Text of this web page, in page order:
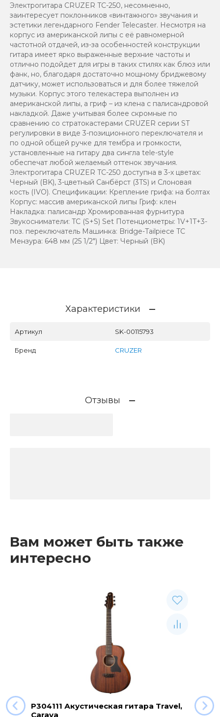
Электрогитара CRUZER TC-250, несомненно,
заинтересует поклонников «винтажного» звучания и
эстетики легендарного Fender Telecaster. Несмотря на
корпус из американской липы с её равномерной
частотной отдачей, из-за особенностей конструкции
гитара имеет ярко выраженные верхние частоты и
отлично подойдет для игры в таких стилях как блюз или
фанк, но, благодаря достаточно мощному бриджевому
датчику, может использоваться и для более тяжелой
музыки. Корпус этого телекастера выполнен из
американской липы, а гриф – из клена с палисандровой
накладкой. Даже учитывая более скромные по
сравнению со стратокастерами CRUZER серии ST
регулировки в виде 3-позиционного переключателя и
по одной общей ручке для тембра и громкости,
установленные на гитару два сингла tele-style
обеспечат любой желаемый оттенок звучания.
Электрогитара CRUZER TC-250 доступна в 3-х цветах:
Черный (BK), 3-цветный Санбёрст (3TS) и Слоновая
кость (IVO). Спецификации: Крепление грифа: на болтах
Корпус: массив американской липы Гриф: клен
Накладка: палисандр Хромированная фурнитура
Звукосниматели: TC (S+S) Set Потенциометры: 1V+1T+3-
поз. переключатель Машинка: Bridge-Tailpiece TC
Мензура: 648 мм (25 1/2") Цвет: Черный (BK)
Характеристики
Артикул SK-00115793
Бренд CRUZER
Отзывы
Вам может быть также
интересно
P304111 Акустическая гитара Travel,
Caraya